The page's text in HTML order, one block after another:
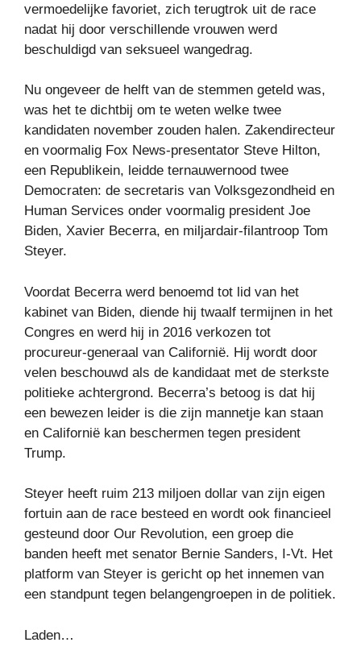
vermoedelijke favoriet, zich terugtrok uit de race
nadat hij door verschillende vrouwen werd
beschuldigd van seksueel wangedrag.
Nu ongeveer de helft van de stemmen geteld was,
was het te dichtbij om te weten welke twee
kandidaten november zouden halen. Zakendirecteur
en voormalig Fox News-presentator Steve Hilton,
een Republikein, leidde ternauwernood twee
Democraten: de secretaris van Volksgezondheid en
Human Services onder voormalig president Joe
Biden, Xavier Becerra, en miljardair-filantroop Tom
Steyer.
Voordat Becerra werd benoemd tot lid van het
kabinet van Biden, diende hij twaalf termijnen in het
Congres en werd hij in 2016 verkozen tot
procureur-generaal van Californië. Hij wordt door
velen beschouwd als de kandidaat met de sterkste
politieke achtergrond. Becerra’s betoog is dat hij
een bewezen leider is die zijn mannetje kan staan ​​
en Californië kan beschermen tegen president
Trump.
Steyer heeft ruim 213 miljoen dollar van zijn eigen
fortuin aan de race besteed en wordt ook financieel
gesteund door Our Revolution, een groep die
banden heeft met senator Bernie Sanders, I-Vt. Het
platform van Steyer is gericht op het innemen van
een standpunt tegen belangengroepen in de politiek.
Laden…